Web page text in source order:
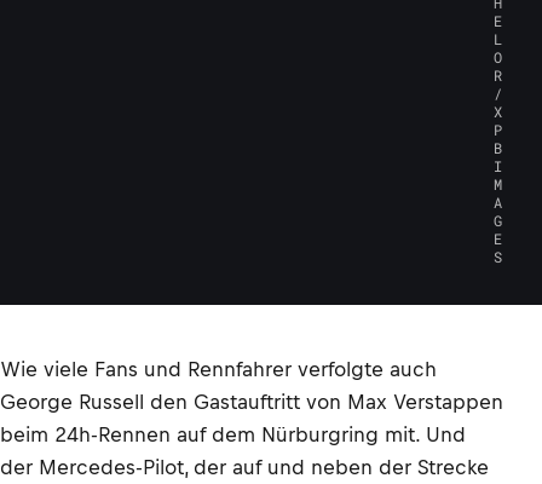
E
L
O
R
/
X
P
B
I
M
A
G
E
S
Wie viele Fans und Rennfahrer verfolgte auch
George Russell den Gastauftritt von Max Verstappen
beim 24h-Rennen auf dem Nürburgring mit. Und
der Mercedes-Pilot, der auf und neben der Strecke